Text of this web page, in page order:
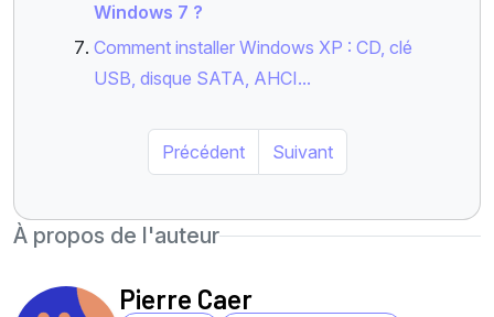
Windows 7 ?
Comment installer Windows XP : CD, clé
USB, disque SATA, AHCI...
Précédent Suivant
À propos de l'auteur
Pierre Caer